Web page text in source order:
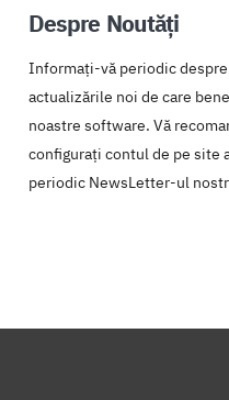
Despre Noutăți
Informați-vă periodic
actualizările noi de care
noastre software. Vă
configurați contul de pe site
periodic NewsLetter-ul